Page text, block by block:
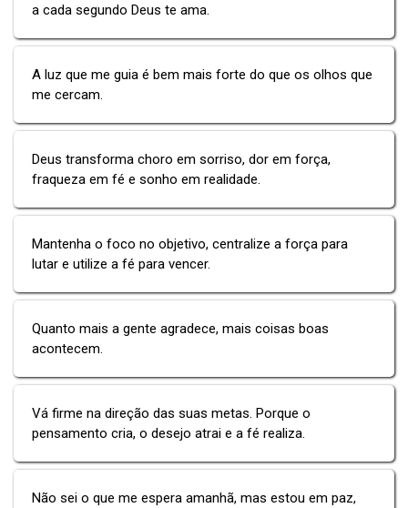
a cada segundo Deus te ama.
A luz que me guia é bem mais forte do que os olhos que
me cercam.
Deus transforma choro em sorriso, dor em força,
fraqueza em fé e sonho em realidade.
Mantenha o foco no objetivo, centralize a força para
lutar e utilize a fé para vencer.
Quanto mais a gente agradece, mais coisas boas
acontecem.
Vá firme na direção das suas metas. Porque o
pensamento cria, o desejo atrai e a fé realiza.
Não sei o que me espera amanhã, mas estou em paz,